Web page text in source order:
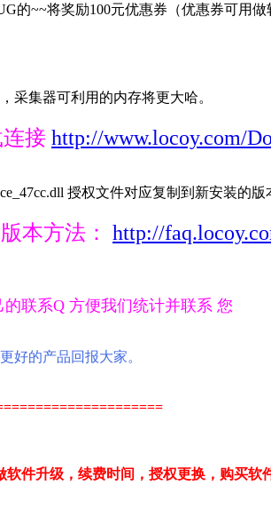
的~~将奖励100元优惠券（优惠券可用
采集器可利用的内存将更大哈。
接 http://www.locoy.com/
授权文件对应复制到新安装的
本方法： http://
联系Q 方便我们统计并联系 您
好的产品回报大家。
件升级，续费时间，授权更换，购买